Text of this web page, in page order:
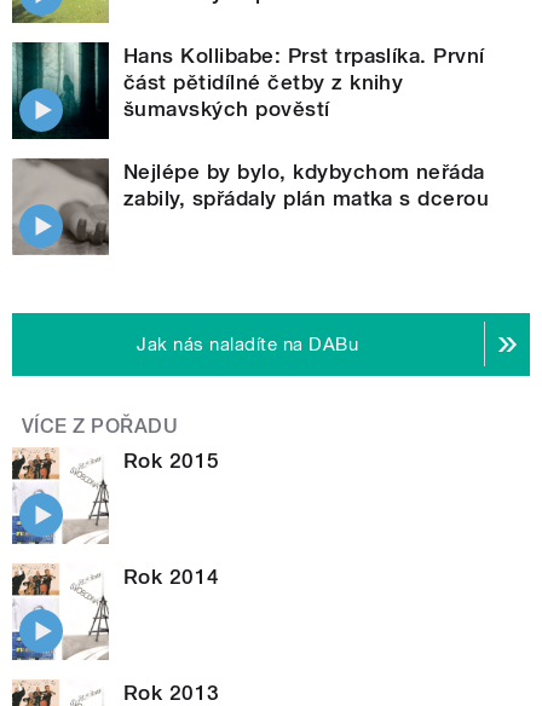
Hans Kollibabe: Prst trpaslíka. První
část pětidílné četby z knihy
šumavských pověstí
Nejlépe by bylo, kdybychom neřáda
zabily, spřádaly plán matka s dcerou
Jak nás naladíte na DABu
VÍCE Z POŘADU
Rok 2015
Rok 2014
Rok 2013